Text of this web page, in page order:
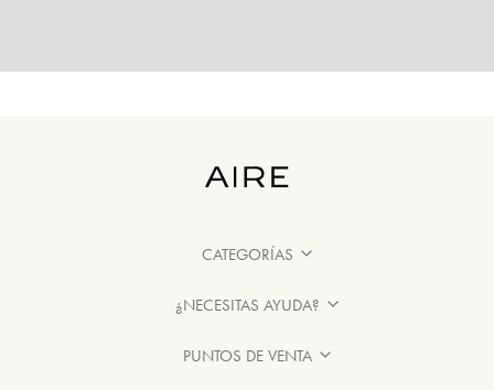
CATEGORÍAS
¿NECESITAS AYUDA?
PUNTOS DE VENTA